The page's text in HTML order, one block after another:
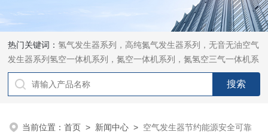
热门关键词：氢气发生器系列，高纯氮气发生器系列，无音无油空气
发生器系列氢空一体机系列，氮空一体机系列，氮氢空三气一体机系
列，气体净化器系列，代理日本DKK-TOA水质分析，水质检测仪
器，代理南韩SitekPH/离子计，DO计，电导计，多功能计，PH/DO/
当前位置：首页 > 新闻中心 > 空气发生器节约能源安全可靠